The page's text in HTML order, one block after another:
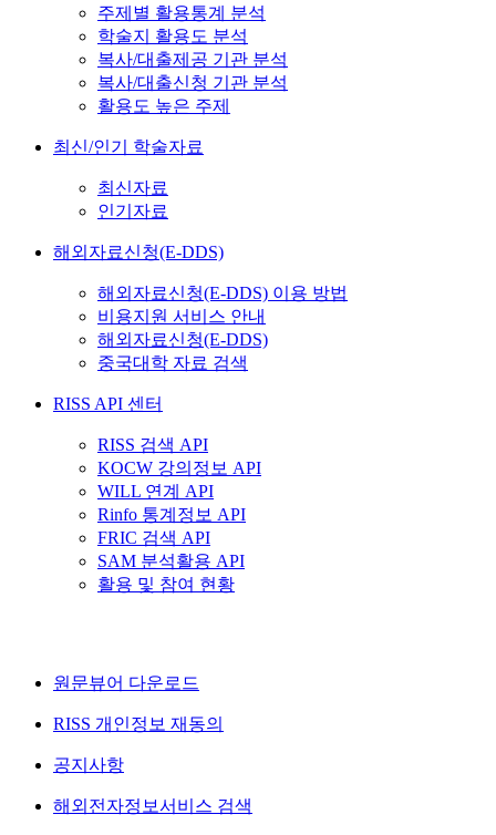
주제별 활용통계 분석
학술지 활용도 분석
복사/대출제공 기관 분석
복사/대출신청 기관 분석
활용도 높은 주제
최신/인기 학술자료
최신자료
인기자료
해외자료신청(E-DDS)
해외자료신청(E-DDS) 이용 방법
비용지원 서비스 안내
해외자료신청(E-DDS)
중국대학 자료 검색
RISS API 센터
RISS 검색 API
KOCW 강의정보 API
WILL 연계 API
Rinfo 통계정보 API
FRIC 검색 API
SAM 분석활용 API
활용 및 참여 현황
원문뷰어 다운로드
RISS 개인정보 재동의
공지사항
해외전자정보서비스 검색